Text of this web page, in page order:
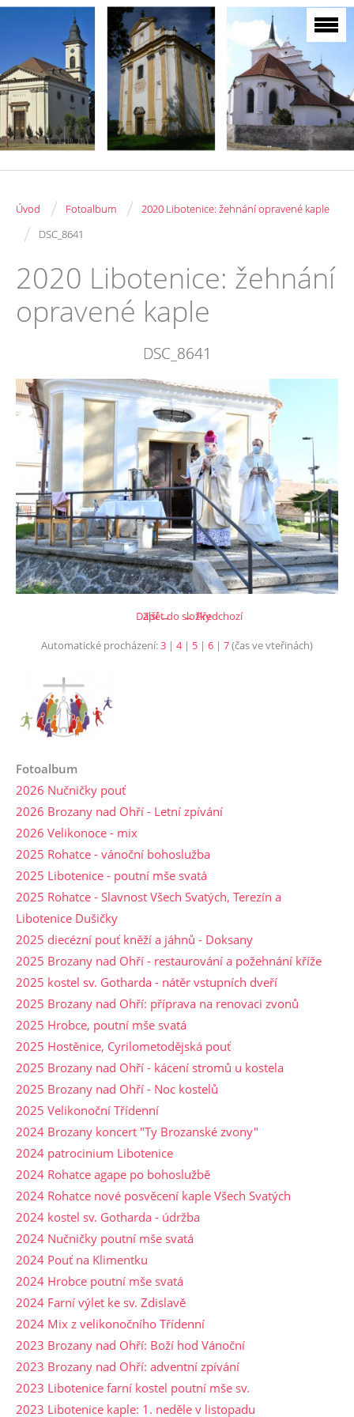
Úvod / Fotoalbum / 2020 Libotenice: žehnání opravené kaple
/ DSC_8641
2020 Libotenice: žehnání
opravené kaple
DSC_8641
← Předchozí
Další →
Zpět do složky
Automatické procházení:3 | 4| 5 | 6 | 7(čas ve vteřinách)
Fotoalbum
2026 Nučničky pouť
2026 Brozany nad Ohří - Letní zpívání
2026 Velikonoce - mix
2025 Rohatce - vánoční bohoslužba
2025 Libotenice - poutní mše svatá
2025 Rohatce - Slavnost Všech Svatých, Terezín a
Libotenice Dušičky
2025 diecézní pouť kněží a jáhnů - Doksany
2025 Brozany nad Ohří - restaurování a požehnání kříže
2025 kostel sv. Gotharda - nátěr vstupních dveří
2025 Brozany nad Ohří: příprava na renovaci zvonů
2025 Hrobce, poutní mše svatá
2025 Hostěnice, Cyrilometodějská pouť
2025 Brozany nad Ohří - kácení stromů u kostela
2025 Brozany nad Ohří - Noc kostelů
2025 Velikonoční Třídenní
2024 Brozany koncert "Ty Brozanské zvony"
2024 patrocinium Libotenice
2024 Rohatce agape po bohoslužbě
2024 Rohatce nové posvěcení kaple Všech Svatých
2024 kostel sv. Gotharda - údržba
2024 Nučničky poutní mše svatá
2024 Pouť na Klimentku
2024 Hrobce poutní mše svatá
2024 Farní výlet ke sv. Zdislavě
2024 Mix z velikonočního Třídenní
2023 Brozany nad Ohří: Boží hod Vánoční
2023 Brozany nad Ohří: adventní zpívání
2023 Libotenice farní kostel poutní mše sv.
2023 Libotenice kaple: 1. neděle v listopadu